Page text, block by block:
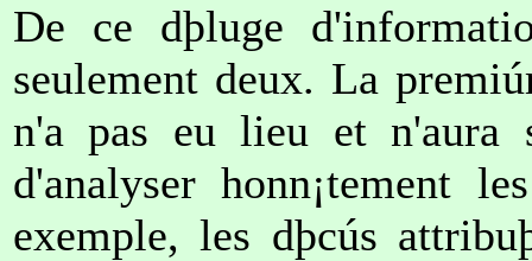
De ce dþluge
seulement deux. La
n'a pas eu lieu et n'aura
d'analyser honn¡tement
exemple, les dþcús